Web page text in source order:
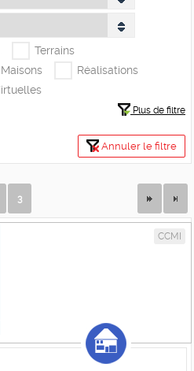
Terrains
Réalisations
Plus de filtre
Annuler le filtre
3
CCMI